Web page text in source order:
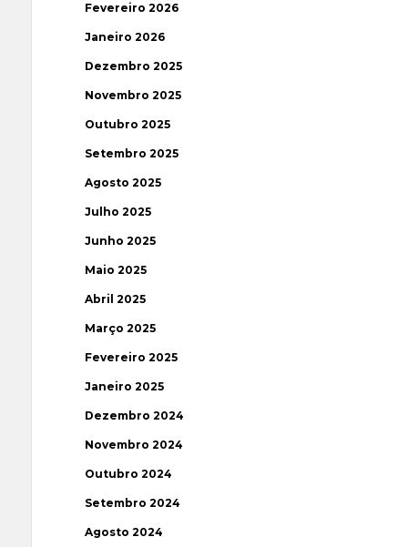
Fevereiro 2026
Janeiro 2026
Dezembro 2025
Novembro 2025
Outubro 2025
Setembro 2025
Agosto 2025
Julho 2025
Junho 2025
Maio 2025
Abril 2025
Março 2025
Fevereiro 2025
Janeiro 2025
Dezembro 2024
Novembro 2024
Outubro 2024
Setembro 2024
Agosto 2024